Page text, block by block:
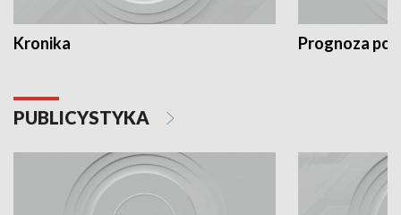
Kronika Prognoza
PUBLICYSTYKA